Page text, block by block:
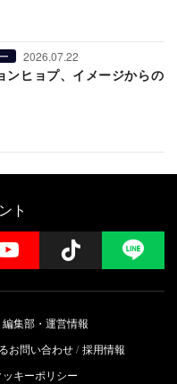
2026.07.22
ンヒョプ、イメージからの
ト
YouTube Follow
編集部・運営情報
お問い合わせ 採用情報
ッキーポリシー